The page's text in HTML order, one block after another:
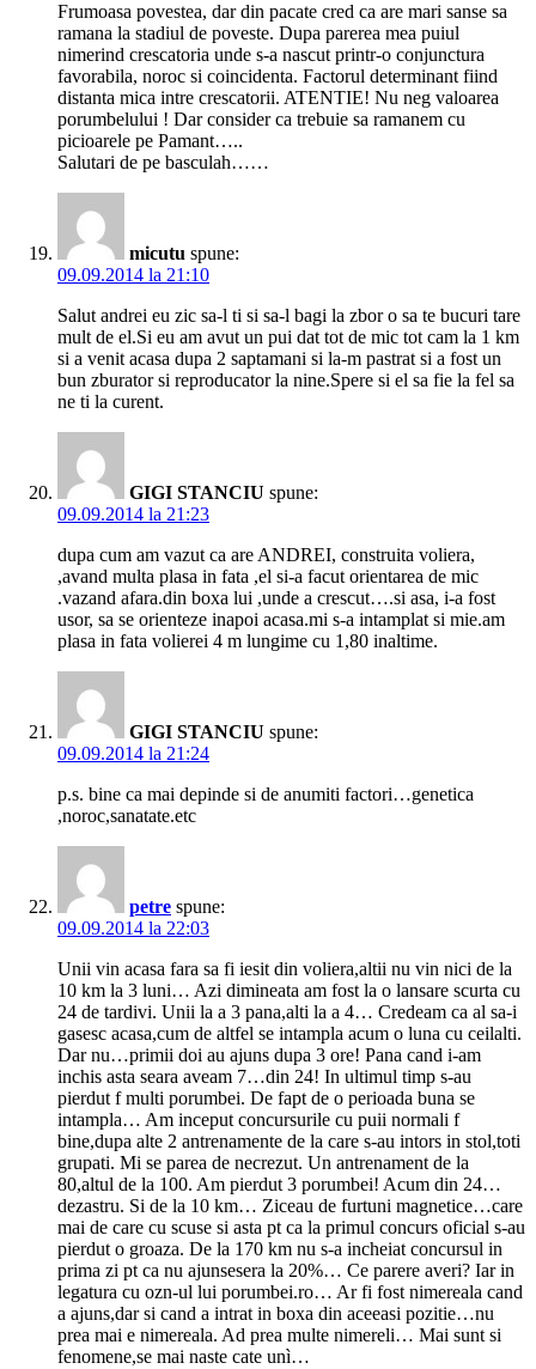
Frumoasa povestea, dar din pacate cred ca are mari sanse sa
ramana la stadiul de poveste. Dupa parerea mea puiul
nimerind crescatoria unde s-a nascut printr-o conjunctura
favorabila, noroc si coincidenta. Factorul determinant fiind
distanta mica intre crescatorii. ATENTIE! Nu neg valoarea
porumbelului ! Dar consider ca trebuie sa ramanem cu
picioarele pe Pamant…..
Salutari de pe basculah……
micutu spune:
09.09.2014 la 21:10
Salut andrei eu zic sa-l ti si sa-l bagi la zbor o sa te bucuri tare
mult de el.Si eu am avut un pui dat tot de mic tot cam la 1 km
si a venit acasa dupa 2 saptamani si la-m pastrat si a fost un
bun zburator si reproducator la nine.Spere si el sa fie la fel sa
ne ti la curent.
GIGI STANCIU spune:
09.09.2014 la 21:23
dupa cum am vazut ca are ANDREI, construita voliera,
,avand multa plasa in fata ,el si-a facut orientarea de mic
.vazand afara.din boxa lui ,unde a crescut….si asa, i-a fost
usor, sa se orienteze inapoi acasa.mi s-a intamplat si mie.am
plasa in fata volierei 4 m lungime cu 1,80 inaltime.
GIGI STANCIU spune:
09.09.2014 la 21:24
p.s. bine ca mai depinde si de anumiti factori…genetica
,noroc,sanatate.etc
petre spune:
09.09.2014 la 22:03
Unii vin acasa fara sa fi iesit din voliera,altii nu vin nici de la
10 km la 3 luni… Azi dimineata am fost la o lansare scurta cu
24 de tardivi. Unii la a 3 pana,alti la a 4… Credeam ca al sa-i
gasesc acasa,cum de altfel se intampla acum o luna cu ceilalti.
Dar nu…primii doi au ajuns dupa 3 ore! Pana cand i-am
inchis asta seara aveam 7…din 24! In ultimul timp s-au
pierdut f multi porumbei. De fapt de o perioada buna se
intampla… Am inceput concursurile cu puii normali f
bine,dupa alte 2 antrenamente de la care s-au intors in stol,toti
grupati. Mi se parea de necrezut. Un antrenament de la
80,altul de la 100. Am pierdut 3 porumbei! Acum din 24…
dezastru. Si de la 10 km… Ziceau de furtuni magnetice…care
mai de care cu scuse si asta pt ca la primul concurs oficial s-au
pierdut o groaza. De la 170 km nu s-a incheiat concursul in
prima zi pt ca nu ajunsesera la 20%… Ce parere averi? Iar in
legatura cu ozn-ul lui porumbei.ro… Ar fi fost nimereala cand
a ajuns,dar si cand a intrat in boxa din aceeasi pozitie…nu
prea mai e nimereala. Ad prea multe nimereli… Mai sunt si
fenomene,se mai naste cate unì…